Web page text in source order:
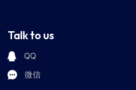
Talk to us
QQ
微信